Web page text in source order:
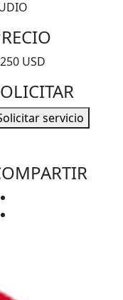
USD
servicio